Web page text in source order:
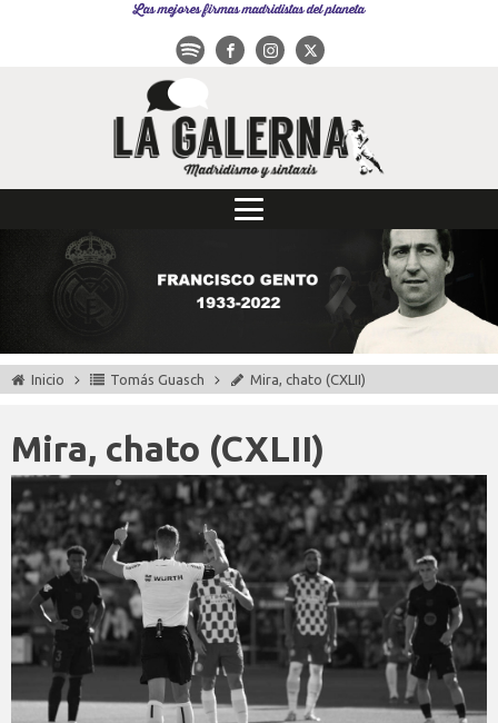
Las mejores firmas madridistas del planeta
Inicio Tomás Guasch Mira, chato (CXLII)
Mira, chato (CXLII)